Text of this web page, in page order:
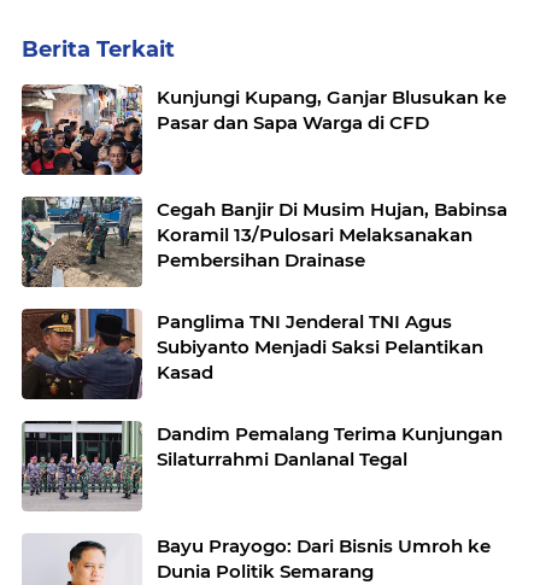
Berita Terkait
Kunjungi Kupang, Ganjar Blusukan ke
Pasar dan Sapa Warga di CFD
Cegah Banjir Di Musim Hujan, Babinsa
Koramil 13/Pulosari Melaksanakan
Pembersihan Drainase
Panglima TNI Jenderal TNI Agus
Subiyanto Menjadi Saksi Pelantikan
Kasad
Dandim Pemalang Terima Kunjungan
Silaturrahmi Danlanal Tegal
Bayu Prayogo: Dari Bisnis Umroh ke
Dunia Politik Semarang